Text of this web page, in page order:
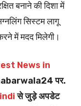
बनाने की दिशा में
सिस्टम लागू
में मदद मिलेगी।
News in
पर.
से जुड़े अपडेट